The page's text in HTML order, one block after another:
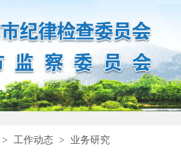
> 工作动态 > 业务研究